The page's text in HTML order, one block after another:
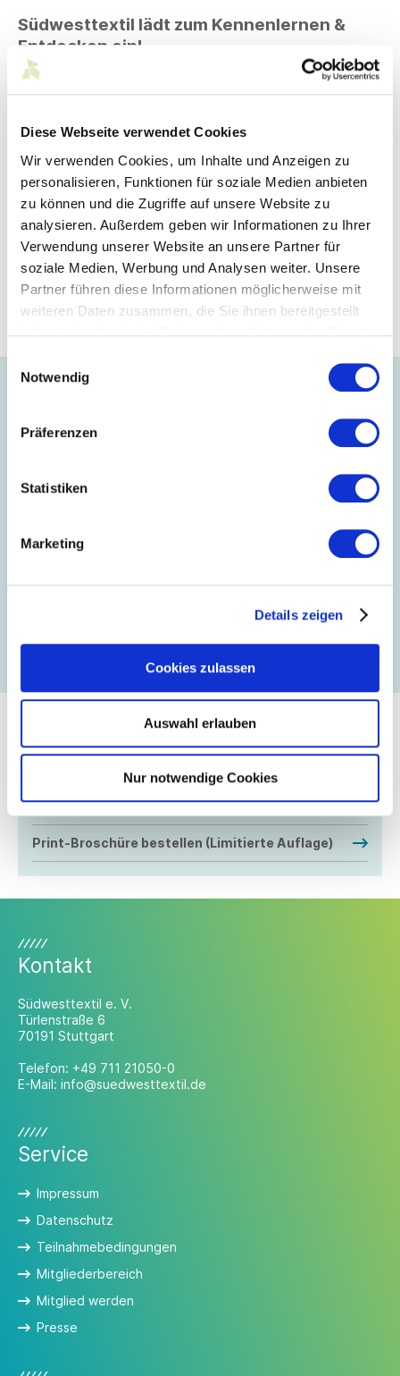
Diese Webseite verwendet Cookies
Wir verwenden Cookies, um Inhalte und Anzeigen zu
personalisieren, Funktionen für soziale Medien anbieten
zu können und die Zugriffe auf unsere Website zu
analysieren. Außerdem geben wir Informationen zu Ihrer
Verwendung unserer Website an unsere Partner für
soziale Medien, Werbung und Analysen weiter. Unsere
Partner führen diese Informationen möglicherweise mit
weiteren Daten zusammen, die Sie ihnen bereitgestellt
Einwilligungsauswahl
Notwendig
Präferenzen
Statistiken
Marketing
Details zeigen
Cookies zulassen
Auswahl erlauben
Nur notwendige Cookies
Südwesttextil lädt zum Kennenlernen &
Entdecken ein!
Ansprechpartner*innen
Rebekka Rüth
Leiterin Kommunikation + Event und
Nachhaltigkeit + Projekte
Master of Science
T+49 711 21050-16
M+49 1590 4184842
auch online mit erweiterten Inhalten verfügbar.
Digitale Broschüre herunterladen
Print-Broschüre bestellen (Limitierte Auflage)
Kontakt
Südwesttextil e. V.
Türlenstraße 6
70191 Stuttgart
Telefon: +49 711 21050-0
E-Mail: info@suedwesttextil.de
Service
Impressum
Datenschutz
Teilnahmebedingungen
Mitgliederbereich
Mitglied werden
Presse